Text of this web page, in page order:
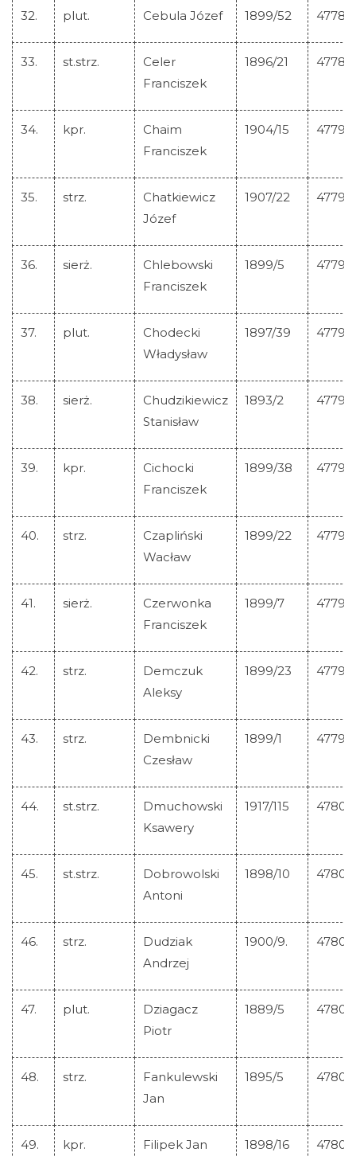
32. plut. Cebula Józef 1899/52 47788
33. st.strz.
Celer
Franciszek
1896/21 47789
34. kpr.
Chaim
Franciszek
1904/15 47790
35. strz.
Chatkiewicz
Józef
1907/22 47791
36. sierż.
Chlebowski
Franciszek
1899/5 47792
37. plut.
Chodecki
Władysław
1897/39 47793
38. sierż.
Chudzikiewicz
Stanisław
1893/2 47794
39. kpr.
Cichocki
Franciszek
1899/38 47795
40. strz.
Czapliński
Wacław
1899/22 47796
41. sierż.
Czerwonka
Franciszek
1899/7 47797
42. strz.
Demczuk
Aleksy
1899/23 47798
43. strz.
Dembnicki
Czesław
1899/1 47799
44. st.strz.
Dmuchowski
Ksawery
1917/115 47800
45. st.strz.
Dobrowolski
Antoni
1898/10 47801
46. strz.
Dudziak
Andrzej
1900/9. 47802
47. plut.
Dziagacz
Piotr
1889/5 47803
48. strz.
Fankulewski
Jan
1895/5 47804
49. kpr. Filipek Jan 1898/16 47805